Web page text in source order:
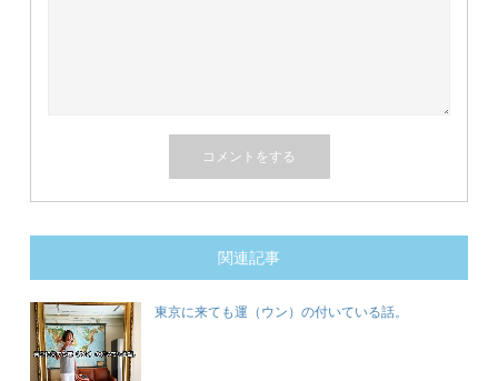
関連記事
東京に来ても運（ウン）の付いている話。